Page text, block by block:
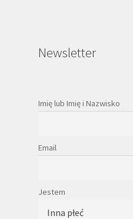
Newsletter
Imię lub Imię i Nazwisko
Email
Jestem